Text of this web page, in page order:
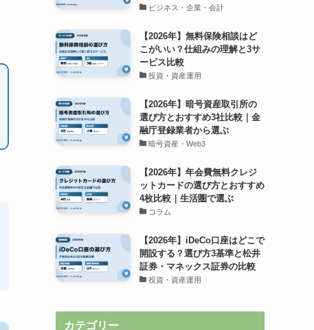
ビジネス・企業・会計
【2026年】無料保険相談はど
こがいい？仕組みの理解と3サ
ービス比較
投資・資産運用
【2026年】暗号資産取引所の
選び方とおすすめ3社比較｜金
融庁登録業者から選ぶ
暗号資産・Web3
【2026年】年会費無料クレジ
ットカードの選び方とおすすめ
4枚比較｜生活圏で選ぶ
コラム
【2026年】iDeCo口座はどこで
開設する？選び方3基準と松井
証券・マネックス証券の比較
投資・資産運用
カテゴリー